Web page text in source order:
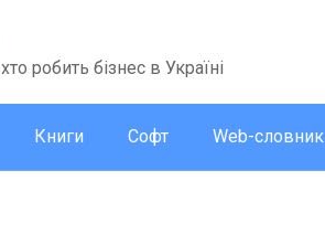
робить бізнес в Україні
Книги Софт Web-словник